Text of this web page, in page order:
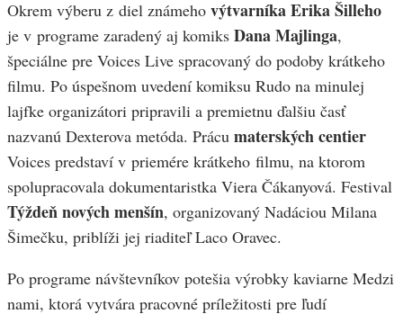
Okrem výberu z diel známeho výtvarníka Erika Šilleho
je v programe zaradený aj komiks Dana Majlinga,
špeciálne pre Voices Live spracovaný do podoby krátkeho
filmu. Po úspešnom uvedení komiksu Rudo na minulej
lajfke organizátori pripravili a premietnu ďalšiu časť
nazvanú Dexterova metóda. Prácu materských centier
Voices predstaví v priemére krátkeho filmu, na ktorom
spolupracovala dokumentaristka Viera Čákanyová. Festival
Týždeň nových menšín, organizovaný Nadáciou Milana
Šimečku, priblíži jej riaditeľ Laco Oravec.
Po programe návštevníkov potešia výrobky kaviarne Medzi
nami, ktorá vytvára pracovné príležitosti pre ľudí